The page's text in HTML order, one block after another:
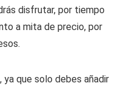
disfrutar, por tiempo
a mita de precio, por
ya que solo debes añadir